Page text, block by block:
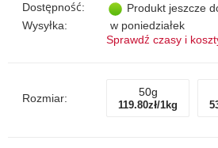
Dostępność:
Produkt jeszcze
Wysyłka:
w poniedziałek
Sprawdź czasy i
Rozmiar: 50g
119.80zł/1kg